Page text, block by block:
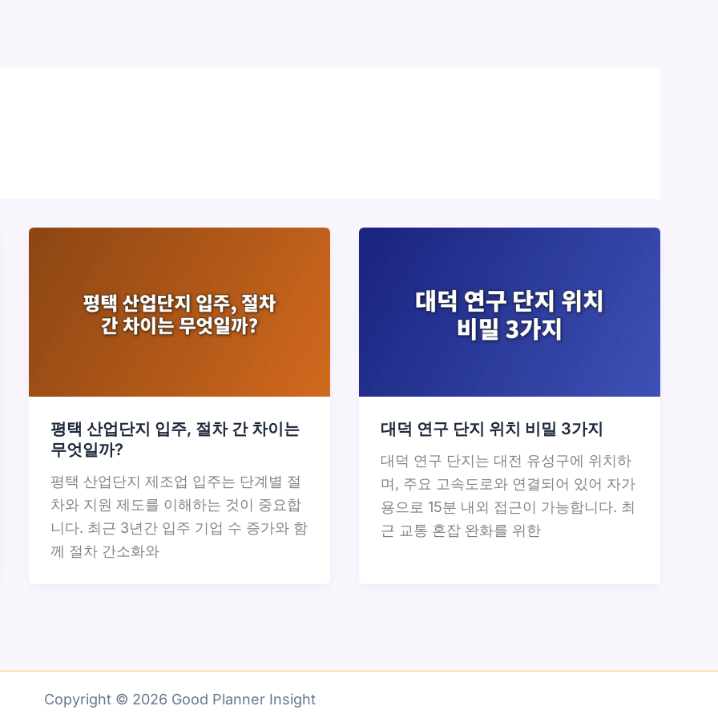
평택 산업단지 입주, 절차 간 차이는
무엇일까?
평택 산업단지 제조업 입주는 단계별 절
차와 지원 제도를 이해하는 것이 중요합
니다. 최근 3년간 입주 기업 수 증가와 함
께 절차 간소화와
대덕 연구 단지 위치 비밀 3가지
대덕 연구 단지는 대전 유성구에 위치하
며, 주요 고속도로와 연결되어 있어 자가
용으로 15분 내외 접근이 가능합니다. 최
근 교통 혼잡 완화를 위한
Copyright © 2026 Good Planner Insight